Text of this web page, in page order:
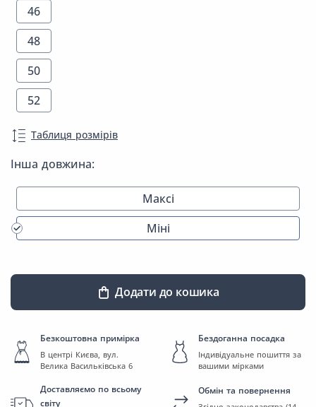
46
48
50
52
Таблиця розмірів
Інша довжина:
Максі
Міні
Додати до кошика
Безкоштовна примірка
В центрі Києва, вул.
Велика Васильківська 6
Бездоганна посадка
Індивідуальне пошиття за
вашими мірками
Доставляємо по всьому
світу
Обмін та повернення